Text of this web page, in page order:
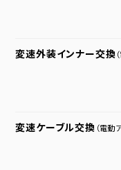
変速外装インナー交換
変速ケーブル交換 （電動